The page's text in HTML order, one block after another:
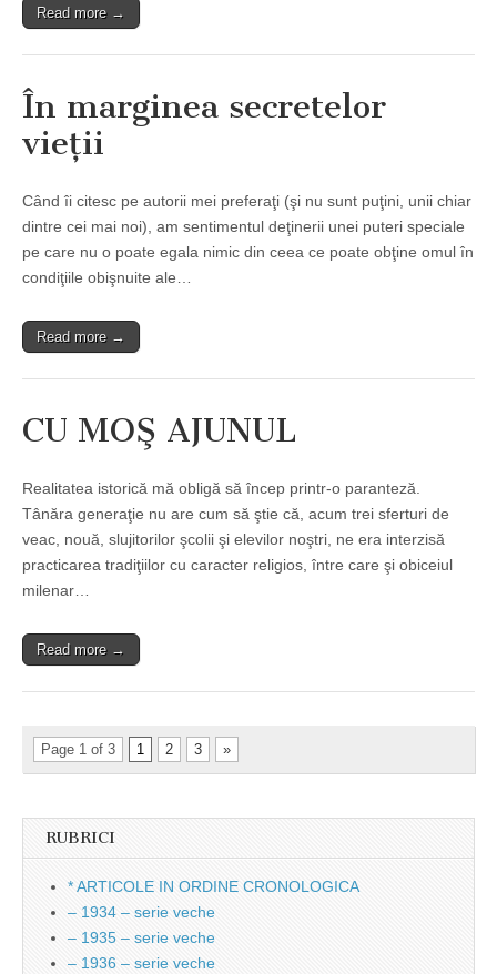
Read more →
În marginea secretelor
vieţii
Când îi citesc pe autorii mei preferaţi (şi nu sunt puţini, unii chiar
dintre cei mai noi), am sentimentul deţinerii unei puteri speciale
pe care nu o poate egala nimic din ceea ce poate obţine omul în
condiţiile obişnuite ale…
Read more →
CU MOŞ AJUNUL
Realitatea istorică mă obligă să încep printr-o paranteză.
Tânăra generaţie nu are cum să ştie că, acum trei sferturi de
veac, nouă, slujitorilor şcolii şi elevilor noştri, ne era interzisă
practicarea tradiţiilor cu caracter religios, între care şi obiceiul
milenar…
Read more →
Page 1 of 3 1 2 3 »
RUBRICI
* ARTICOLE IN ORDINE CRONOLOGICA
– 1934 – serie veche
– 1935 – serie veche
– 1936 – serie veche